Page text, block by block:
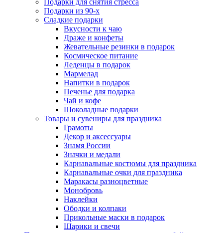
Подарки для снятия стресса
Подарки из 90-х
Сладкие подарки
Вкусности к чаю
Драже и конфеты
Жевательные резинки в подарок
Космическое питание
Леденцы в подарок
Мармелад
Напитки в подарок
Печенье для подарка
Чай и кофе
Шоколадные подарки
Товары и сувениры для праздника
Грамоты
Декор и аксессуары
Знамя России
Значки и медали
Карнавальные костюмы для праздника
Карнавальные очки для праздника
Маракасы разноцветные
Монобровь
Наклейки
Ободки и колпаки
Прикольные маски в подарок
Шарики и свечи